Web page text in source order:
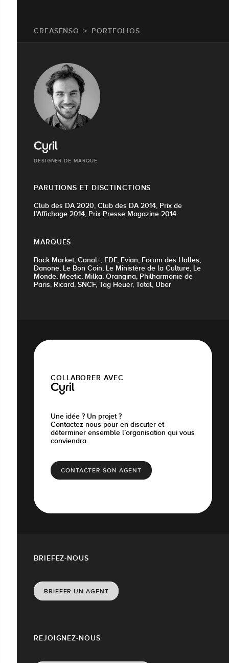
CREASENSO PORTFOLIOS
Cyril
DESIGNER DE MARQUE
PARUTIONS ET DISCTINCTIONS
Club des DA 2020, Club des DA 2014, Prix de
l’Affichage 2014, Prix Presse Magazine 2014
MARQUES
Back Market, Canal+, EDF, Evian, Forum des Halles,
Danone, Le Bon Coin, Le Ministère de la Culture, Le
Monde, Meetic, Milka, Orangina, Philharmonie de
Paris, Ricard, SNCF, Tag Heuer, Total, Uber
COLLABORER AVEC
Cyril
Une idée ? Un projet ?
Contactez-nous pour en discuter et
déterminer ensemble l’organisation qui vous
conviendra.
CONTACTER SON AGENT
REJOIGNEZ-NOUS
BRIEFEZ-NOUS
BRIEFER UN AGENT